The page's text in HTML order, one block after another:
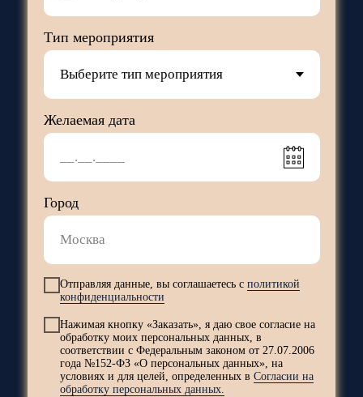
Тип мероприятия
Желаемая дата
Город
Отправляя данные, вы соглашаетесь с политикой
конфиденциальности
Нажимая кнопку «Заказать», я даю свое согласие на
обработку моих персональных данных, в
соответствии с Федеральным законом от 27.07.2006
года №152-ФЗ «О персональных данных», на
условиях и для целей, определенных в Согласии на
обработку персональных данных.